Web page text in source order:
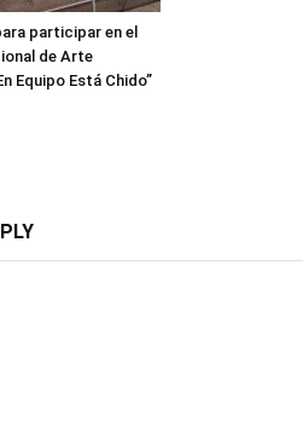
participar en el
de Arte
Equipo Está Chido”